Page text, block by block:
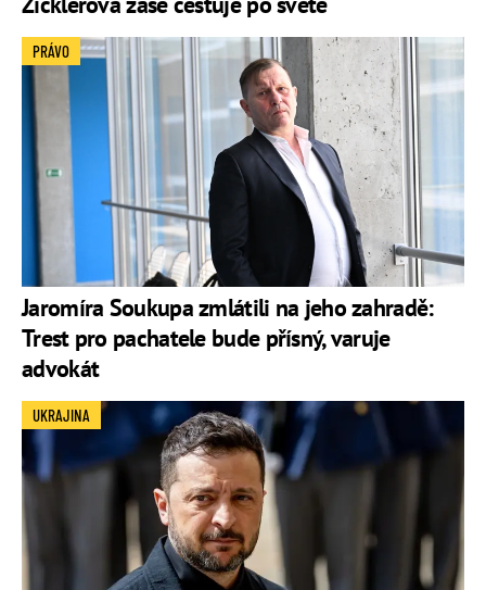
Jaromíra Soukupa zmlátili na jeho zahradě:
Trest pro pachatele bude přísný, varuje
advokát
PRÁVO
UKRAJINA